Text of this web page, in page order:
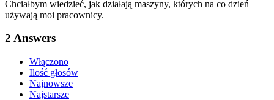
Chciałbym wiedzieć, jak działają maszyny, których na co dzień
używają moi pracownicy.
2 Answers
Włączono
Ilość głosów
Najnowsze
Najstarsze